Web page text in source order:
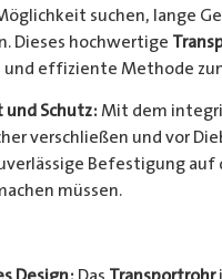
suchen, lange
Dieses hochwertige
und effiziente Methode
und Schutz: Mit dem
verschließen und vor
Befestigung auf
müssen.